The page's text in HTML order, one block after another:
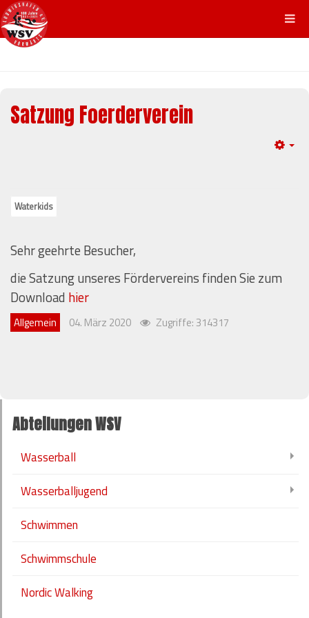
Satzung Foerderverein
Waterkids
Sehr geehrte Besucher,
die Satzung unseres Fördervereins finden Sie zum
Download hier
Allgemein 04. März 2020 Zugriffe: 314317
Abteilungen WSV
Wasserball
Wasserballjugend
Schwimmen
Schwimmschule
Nordic Walking